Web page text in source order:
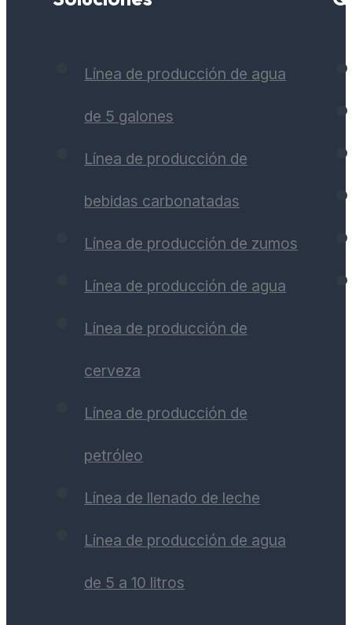
Línea de producción de agua
de 5 galones
Línea de producción de
bebidas carbonatadas
Línea de producción de zumos
Línea de producción de agua
Línea de producción de
cerveza
Línea de producción de
petróleo
Línea de llenado de leche
Línea de producción de agua
de 5 a 10 litros